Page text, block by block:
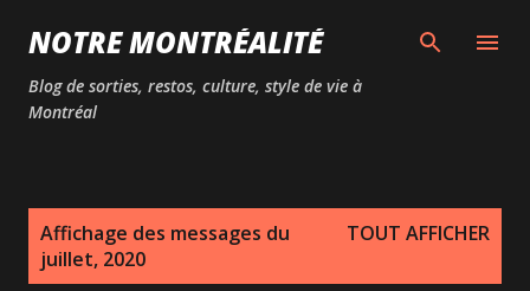
Passer au contenu principal
NOTRE MONTRÉALITÉ
Blog de sorties, restos, culture, style de vie à
Montréal
Affichage des messages du
juillet, 2020
TOUT AFFICHER